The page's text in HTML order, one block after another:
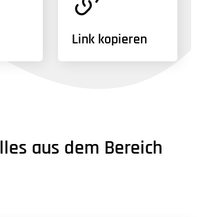
Link kopieren
aus dem Bereich